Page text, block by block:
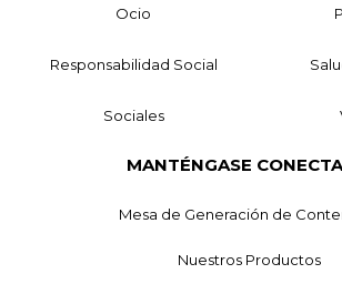
Ocio
Responsabilidad Social
Sociales
MANTÉNGASE
Mesa de Generación de
Nuestros Productos